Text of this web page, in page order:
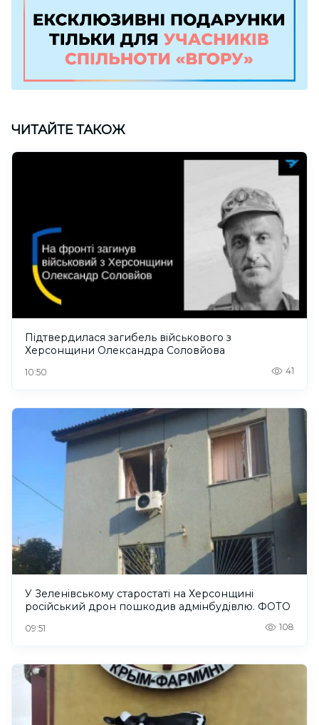
ЧИТАЙТЕ ТАКОЖ
Підтвердилася загибель військового з
Херсонщини Олександра Соловйова
10:50 41
У Зеленівському старостаті на Херсонщині
російський дрон пошкодив адмінбудівлю. ФОТО
09:51 108